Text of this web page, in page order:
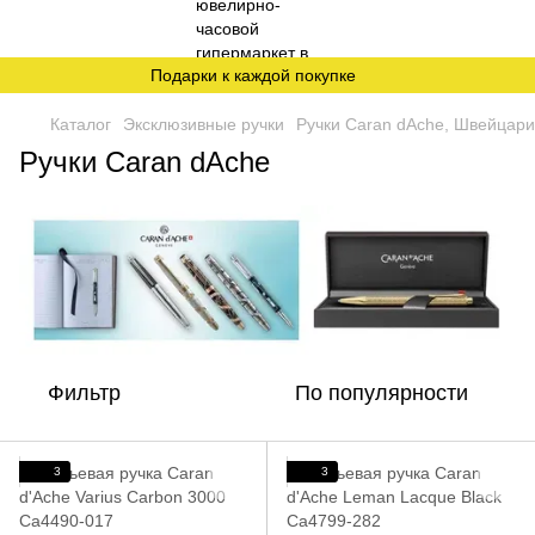
Подарки к каждой покупке
Каталог Эксклюзивные ручки Ручки Caran dAche,
Ручки Caran dAche
Фильтр По популярности
3 3